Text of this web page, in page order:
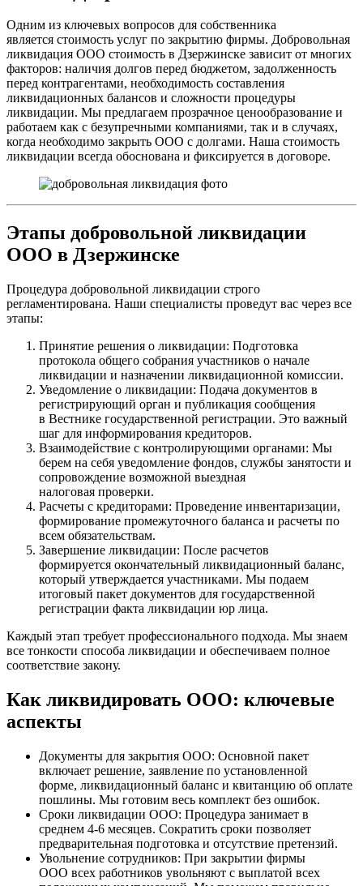
Одним из ключевых вопросов для собственника
является стоимость услуг по закрытию фирмы. Добровольная
ликвидация ООО стоимость в Дзержинске зависит от многих
факторов: наличия долгов перед бюджетом, задолженность
перед контрагентами, необходимость составления
ликвидационных балансов и сложности процедуры
ликвидации. Мы предлагаем прозрачное ценообразование и
работаем как с безупречными компаниями, так и в случаях,
когда необходимо закрыть ООО с долгами. Наша стоимость
ликвидации всегда обоснована и фиксируется в договоре.
Этапы добровольной ликвидации
ООО в Дзержинске
Процедура добровольной ликвидации строго
регламентирована. Наши специалисты проведут вас через все
этапы:
Принятие решения о ликвидации: Подготовка
протокола общего собрания участников о начале
ликвидации и назначении ликвидационной комиссии.
Уведомление о ликвидации: Подача документов в
регистрирующий орган и публикация сообщения
в Вестнике государственной регистрации. Это важный
шаг для информирования кредиторов.
Взаимодействие с контролирующими органами: Мы
берем на себя уведомление фондов, службы занятости и
сопровождение возможной выездная
налоговая проверки.
Расчеты с кредиторами: Проведение инвентаризации,
формирование промежуточного баланса и расчеты по
всем обязательствам.
Завершение ликвидации: После расчетов
формируется окончательный ликвидационный баланс,
который утверждается участниками. Мы подаем
итоговый пакет документов для государственной
регистрации факта ликвидации юр лица.
Каждый этап требует профессионального подхода. Мы знаем
все тонкости способа ликвидации и обеспечиваем полное
соответствие закону.
Как ликвидировать ООО: ключевые
аспекты
Документы для закрытия ООО: Основной пакет
включает решение, заявление по установленной
форме, ликвидационный баланс и квитанцию об оплате
пошлины. Мы готовим весь комплект без ошибок.
Сроки ликвидации ООО: Процедура занимает в
среднем 4-6 месяцев. Сократить сроки позволяет
предварительная подготовка и отсутствие претензий.
Увольнение сотрудников: При закрытии фирмы
ООО всех работников увольняют с выплатой всех